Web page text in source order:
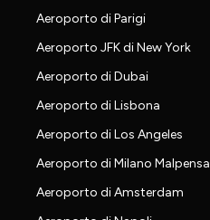
Aeroporto di Parigi
Aeroporto JFK di New York
Aeroporto di Dubai
Aeroporto di Lisbona
Aeroporto di Los Angeles
Aeroporto di Milano Malpensa
Aeroporto di Amsterdam